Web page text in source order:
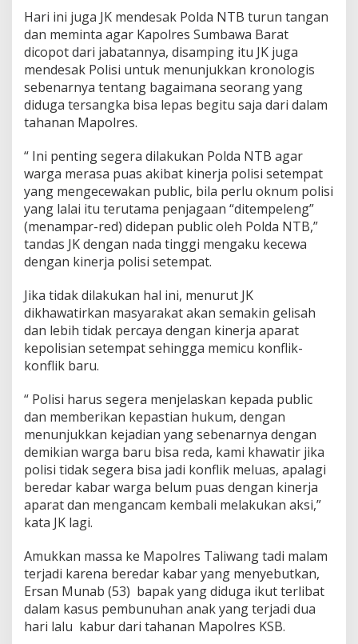
l
a
i
Hari ini juga JK mendesak Polda NTB turun tangan
dan meminta agar Kapolres Sumbawa Barat
dicopot dari jabatannya, disamping itu JK juga
mendesak Polisi untuk menunjukkan kronologis
sebenarnya tentang bagaimana seorang yang
diduga tersangka bisa lepas begitu saja dari dalam
tahanan Mapolres.
“ Ini penting segera dilakukan Polda NTB agar
warga merasa puas akibat kinerja polisi setempat
yang mengecewakan public, bila perlu oknum polisi
yang lalai itu terutama penjagaan “ditempeleng”
(menampar-red) didepan public oleh Polda NTB,”
tandas JK dengan nada tinggi mengaku kecewa
dengan kinerja polisi setempat.
Jika tidak dilakukan hal ini, menurut JK
dikhawatirkan masyarakat akan semakin gelisah
dan lebih tidak percaya dengan kinerja aparat
kepolisian setempat sehingga memicu konflik-
konflik baru.
“ Polisi harus segera menjelaskan kepada public
dan memberikan kepastian hukum, dengan
menunjukkan kejadian yang sebenarnya dengan
demikian warga baru bisa reda, kami khawatir jika
polisi tidak segera bisa jadi konflik meluas, apalagi
beredar kabar warga belum puas dengan kinerja
aparat dan mengancam kembali melakukan aksi,”
kata JK lagi.
Amukkan massa ke Mapolres Taliwang tadi malam
terjadi karena beredar kabar yang menyebutkan,
Ersan Munab (53) bapak yang diduga ikut terlibat
dalam kasus pembunuhan anak yang terjadi dua
hari lalu kabur dari tahanan Mapolres KSB.